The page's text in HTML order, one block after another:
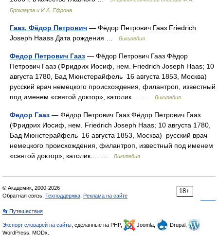
Брокгауза и И.А. Ефрона
Гааз, Фёдор Петрович — Фёдор Петрович Гааз Friedrich
Joseph Haass Дата рождения …
Википедия
Федор Петрович Гааз — Фёдор Петрович Гааз Фёдор
Петрович Гааз (Фридрих Иосиф, нем. Friedrich Joseph Haas; 10
августа 1780, Бад Мюнстерайфель 16 августа 1853, Москва)
русский врач немецкого происхождения, филантроп, известный
под именем «святой доктор», католик.… …
Википедия
Федор Гааз — Фёдор Петрович Гааз Фёдор Петрович Гааз
(Фридрих Иосиф, нем. Friedrich Joseph Haas; 10 августа 1780,
Бад Мюнстерайфель 16 августа 1853, Москва) русский врач
немецкого происхождения, филантроп, известный под именем
«святой доктор», католик.… …
Википедия
18+
© Академик, 2000-2026
Обратная связь: Техподдержка Реклама на сайте
👣 Путешествия
Экспорт словарей на сайты , сделанные на PHP, Joomla,
Drupal,
WordPress, MODx.